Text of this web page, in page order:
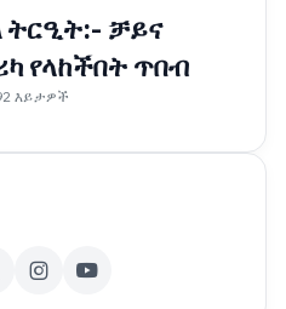
ትርዒት:- ቻይና
የላከችበት ጥበብ
እይታዎች